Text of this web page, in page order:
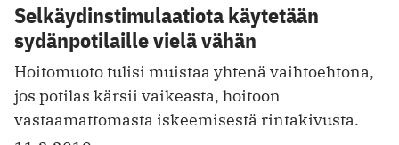
Selkäydinstimulaatiota käytetään
sydänpotilaille vielä vähän
Hoitomuoto tulisi muistaa yhtenä vaihtoehtona,
jos potilas kärsii vaikeasta, hoitoon
vastaamattomasta iskeemisestä rintakivusta.